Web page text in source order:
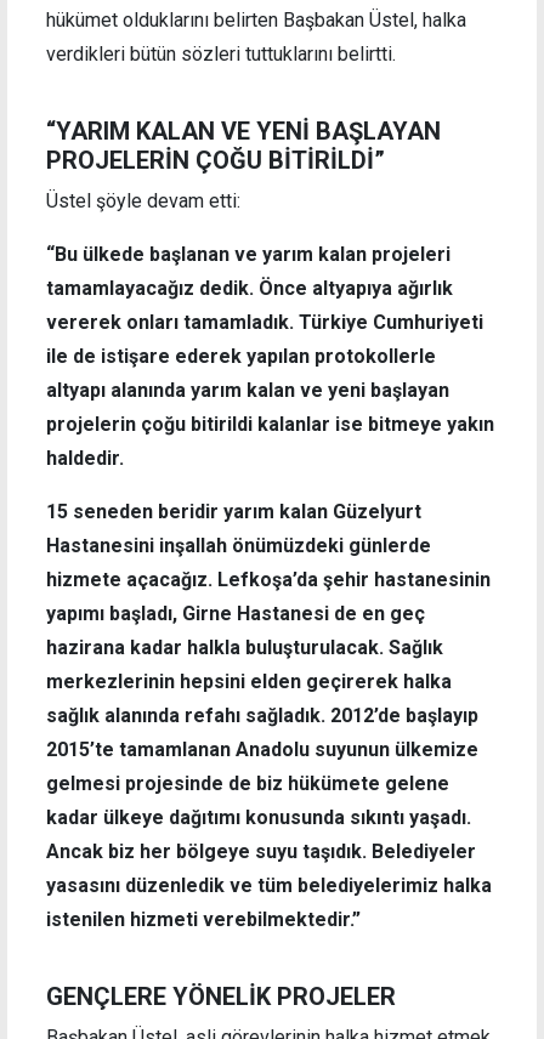
hükümet olduklarını belirten Başbakan Üstel, halka
verdikleri bütün sözleri tuttuklarını belirtti.
“YARIM KALAN VE YENİ BAŞLAYAN
PROJELERİN ÇOĞU BİTİRİLDİ”
Üstel şöyle devam etti:
“Bu ülkede başlanan ve yarım kalan projeleri
tamamlayacağız dedik. Önce altyapıya ağırlık
vererek onları tamamladık. Türkiye Cumhuriyeti
ile de istişare ederek yapılan protokollerle
altyapı alanında yarım kalan ve yeni başlayan
projelerin çoğu bitirildi kalanlar ise bitmeye yakın
haldedir.
15 seneden beridir yarım kalan Güzelyurt
Hastanesini inşallah önümüzdeki günlerde
hizmete açacağız. Lefkoşa’da şehir hastanesinin
yapımı başladı, Girne Hastanesi de en geç
hazirana kadar halkla buluşturulacak. Sağlık
merkezlerinin hepsini elden geçirerek halka
sağlık alanında refahı sağladık. 2012’de başlayıp
2015’te tamamlanan Anadolu suyunun ülkemize
gelmesi projesinde de biz hükümete gelene
kadar ülkeye dağıtımı konusunda sıkıntı yaşadı.
Ancak biz her bölgeye suyu taşıdık. Belediyeler
yasasını düzenledik ve tüm belediyelerimiz halka
istenilen hizmeti verebilmektedir.”
GENÇLERE YÖNELİK PROJELER